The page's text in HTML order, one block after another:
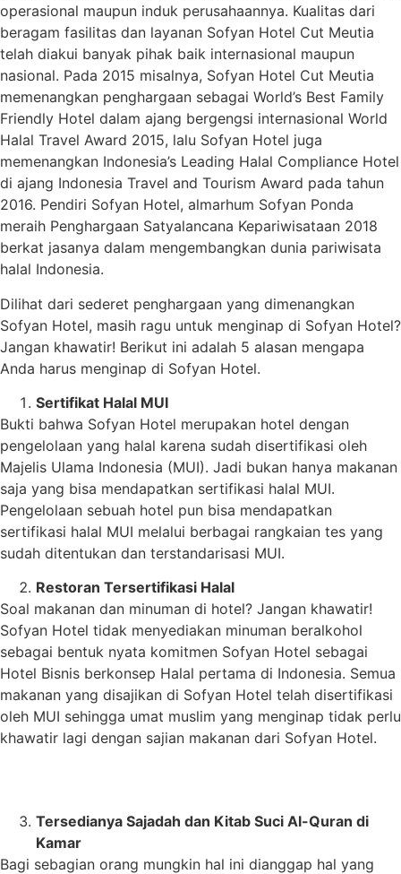
operasional maupun induk perusahaannya. Kualitas dari
beragam fasilitas dan layanan Sofyan Hotel Cut Meutia
telah diakui banyak pihak baik internasional maupun
nasional. Pada 2015 misalnya, Sofyan Hotel Cut Meutia
memenangkan penghargaan sebagai World’s Best Family
Friendly Hotel dalam ajang bergengsi internasional World
Halal Travel Award 2015, lalu Sofyan Hotel juga
memenangkan Indonesia’s Leading Halal Compliance Hotel
di ajang Indonesia Travel and Tourism Award pada tahun
2016. Pendiri Sofyan Hotel, almarhum Sofyan Ponda
meraih Penghargaan Satyalancana Kepariwisataan 2018
berkat jasanya dalam mengembangkan dunia pariwisata
halal Indonesia.
Dilihat dari sederet penghargaan yang dimenangkan
Sofyan Hotel, masih ragu untuk menginap di Sofyan Hotel?
Jangan khawatir! Berikut ini adalah 5 alasan mengapa
Anda harus menginap di Sofyan Hotel.
Sertifikat Halal MUI
Bukti bahwa Sofyan Hotel merupakan hotel dengan
pengelolaan yang halal karena sudah disertifikasi oleh
Majelis Ulama Indonesia (MUI). Jadi bukan hanya makanan
saja yang bisa mendapatkan sertifikasi halal MUI.
Pengelolaan sebuah hotel pun bisa mendapatkan
sertifikasi halal MUI melalui berbagai rangkaian tes yang
sudah ditentukan dan terstandarisasi MUI.
Restoran Tersertifikasi Halal
Soal makanan dan minuman di hotel? Jangan khawatir!
Sofyan Hotel tidak menyediakan minuman beralkohol
sebagai bentuk nyata komitmen Sofyan Hotel sebagai
Hotel Bisnis berkonsep Halal pertama di Indonesia. Semua
makanan yang disajikan di Sofyan Hotel telah disertifikasi
oleh MUI sehingga umat muslim yang menginap tidak perlu
khawatir lagi dengan sajian makanan dari Sofyan Hotel.
Tersedianya Sajadah dan Kitab Suci Al-Quran di
Kamar
Bagi sebagian orang mungkin hal ini dianggap hal yang